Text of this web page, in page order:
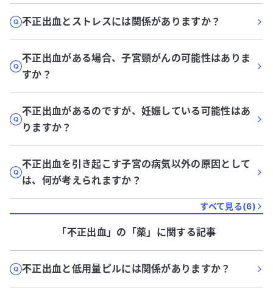
不正出血とストレスには関係がありますか？
不正出血がある場合、子宮頸がんの可能性はありま
すか？
不正出血があるのですが、妊娠している可能性はあ
りますか？
不正出血を引き起こす子宮の病気以外の原因として
は、何が考えられますか？
すべて見る(6)
「不正出血」 の「薬」に関する記事
不正出血と低用量ピルには関係がありますか？